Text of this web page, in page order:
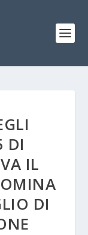
DI
IL
DI